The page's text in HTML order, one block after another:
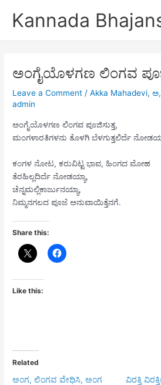
Kannada
ಅಂಗೈಯೊಳಗಣ ಲಿಂಗವ
Leave a Comment /Akka Mahadevi,ಅ
admin
ಅಂಗೈಯೊಳಗಣ ಲಿಂಗವ ಪೂಜಿಸುತ್ತ,
ಮಂಗಳಾರತಿಗಳನು ತೊಳಗಿ ಬೆಳಗುತ್ತಲಿರ್ದೆ
ಕಂಗಳ ನೋಟ, ಕರುವಿಟ್ಟ ಭಾವ, ಹಿಂಗದ ಮೋಹ
ತೆರಹಿಲ್ಲದಿರ್ದೆ ನೋಡಯ್ಯಾ,
ಚೆನ್ನಮಲ್ಲಿಕಾರ್ಜುನಯ್ಯಾ,
ನಿಮ್ಮನಗಲದ ಪೂಜೆ ಅನುವಾಯಿತ್ತೆನಗೆ.
Share this:
Like this:
Related
ಅಂಗ, ಲಿಂಗವ ವೇಧಿಸಿ, ಅಂಗ
ವಿರಕ್ತಿ